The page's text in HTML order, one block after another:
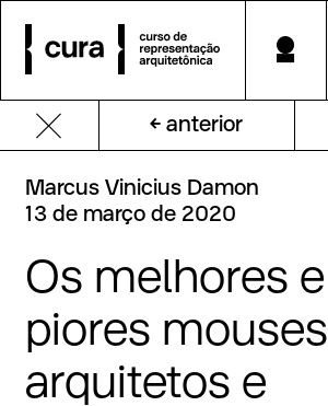
← anterior
Marcus Vinicius Damon
13 de março de 2020
Os melhores e
piores mouses
arquitetos e